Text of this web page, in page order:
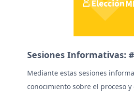
Sesiones Informativas:
Mediante estas sesiones
conocimiento sobre el proceso